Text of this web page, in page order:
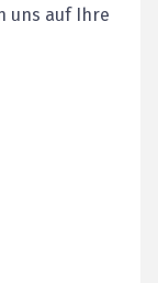
uns auf Ihre